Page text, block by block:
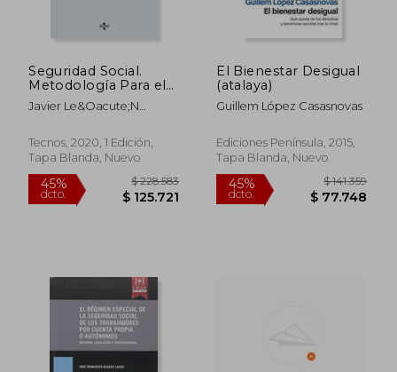
45%
dcto.
$ 84.596 45%
dcto.
$
Seguridad Social.
Metodología Para el
Estudio de su Acción
Protectora
Javier Le&Oacute;N
Tecnos, 2020, 1 Edición,
Tapa Blanda, Nuevo
El Bienestar Desigual
(atalaya)
Guillem López Casasnovas
Ediciones Península, 2015,
Tapa Blanda, Nuevo